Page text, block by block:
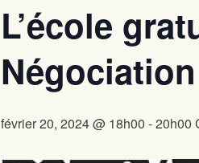
L’école
Négociation
février 20, 2024 @ 18h00 -20h00